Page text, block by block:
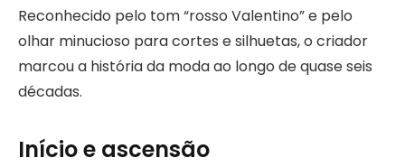
Reconhecido pelo tom “rosso Valentino” e pelo
olhar minucioso para cortes e silhuetas, o criador
marcou a história da moda ao longo de quase seis
décadas.
Início e ascensão